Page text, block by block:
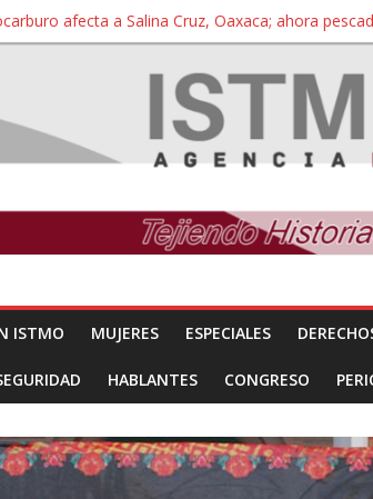
afecta a Salina Cruz, Oaxaca; ahora
por la Universidad Bienestar de Ixtepec,
Leyva se reúnen con titular de la SEGOB
Oaxaca de nuevo despojo de su territorio
detienen la extracción ilegal de material
ISTMO MUJERES ESPECIALES
HABLANTES CONGRESO